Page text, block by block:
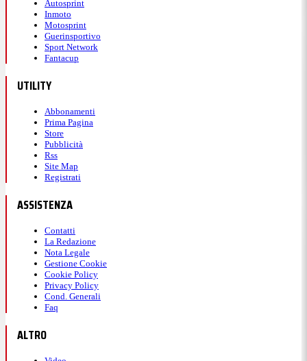
Autosprint
Inmoto
Motosprint
Guerinsportivo
Sport Network
Fantacup
UTILITY
Abbonamenti
Prima Pagina
Store
Pubblicità
Rss
Site Map
Registrati
ASSISTENZA
Contatti
La Redazione
Nota Legale
Gestione Cookie
Cookie Policy
Privacy Policy
Cond. Generali
Faq
ALTRO